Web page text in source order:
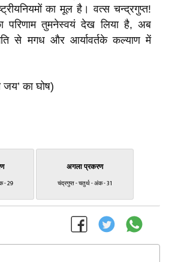
का मूल है। वत्स चन्द्रगुप्त!
परिणाम तुमनेस्वयं देख लिया है, अब
से मगध और आर्यावर्तके कल्याण में
जय’ का घोष)
- 29
अगला प्रकरण
चंद्रगुप्त - चतुर्थ - अंक - 31